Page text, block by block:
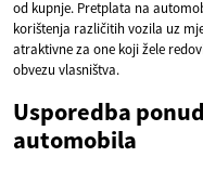
od kupnje. Pretplata na
korištenja različitih vozila uz
atraktivne za one koji žele
obvezu vlasništva.
Usporedba
automobila